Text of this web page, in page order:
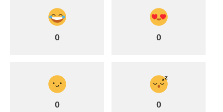
0 0
0 0